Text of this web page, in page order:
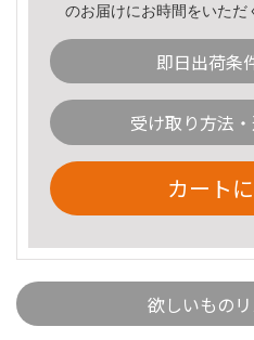
のお届けにお時間をいただ
即日出荷条
受け取り方法
カート
欲しいもの